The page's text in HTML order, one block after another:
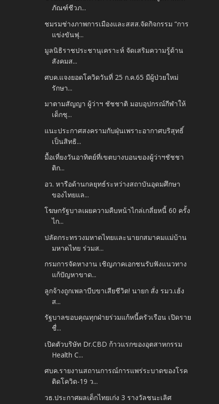
ภัณฑ์ชีวภ...
ชมรมช่างภาพการเมืองและสสส.จัดกิจกรรม “การ
แข่งขันฟุ...
มูลนิธิราชประชานุเคราะห์ จัดเสริมความรู้ด้าน
สังคมส...
ศบค.แจงยอดโควิดวันที่ 25 ก.ค.65 มีผู้ป่วยใหม่
รักษา...
มาตามสัญญา ผู้ว่าฯ ชัชชาติ มอบอุปกรณ์กีฬาให้
เด็กชุ...
แนะประกาศสงครามกับฝุ่นเพราะอากาศบริสุทธิ์
เป็นสิทธิ...
มื้อเที่ยงวันอาทิตย์ที่เขตบางบอนของผู้ว่าฯชัชชา
ติก...
อว. หารือด้านกลยุทธ์ระหว่างสถาบันอุดมศึกษา
ของไทยแล...
โฆษกรัฐบาลเผยความคืบหน้าไกล่เกลี่ยหนี้ 60 ครั้ง
ไก...
ปลัดกระทรวงมหาดไทยและนายกสมาคมแม่บ้าน
มหาดไทย ร่วมส...
กรมการจัดหางาน เชิญภาคเอกชนรับฟังแนวทาง
แก้ปัญหาขาด...
ลูกจ้างถูกเพลาบีบขาเสียชีวิต! นายก สั่ง รมว.เฮ้ง
ส...
รัฐบาลขอบคุณทุกฝ่ายร่วมแก้หนี้ครัวเรือน เปิดราย
ชื่...
เปิดตัวบริษัท Dr.CBD ก้าวแรกของอุตสาหกรรม
Health C...
ศบค.รายงานสถานการณ์การแพร่ระบาดของโรค
ติดโควิด-19 ว...
วธ.ประกาศผลเด็กไทยเก่ง 3 รางวัลชนะเลิศ